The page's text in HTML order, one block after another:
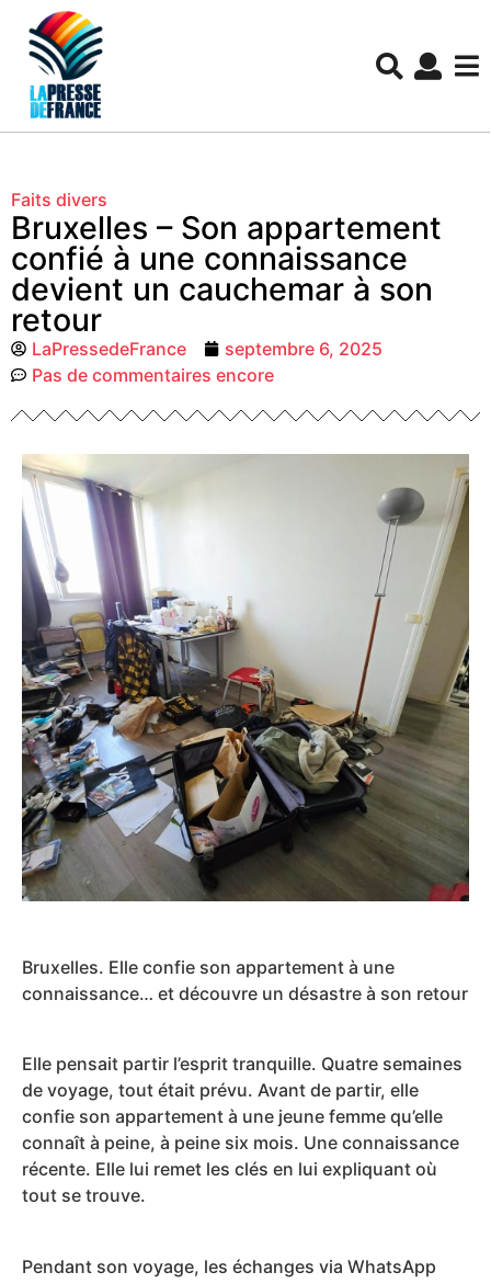
Faits divers
Bruxelles – Son appartement
confié à une connaissance
devient un cauchemar à son
retour
LaPressedeFrance
septembre 6, 2025
Pas de commentaires encore
Bruxelles. Elle confie son appartement à une
connaissance… et découvre un désastre à son retour
Elle pensait partir l’esprit tranquille. Quatre semaines
de voyage, tout était prévu. Avant de partir, elle
confie son appartement à une jeune femme qu’elle
connaît à peine, à peine six mois. Une connaissance
récente. Elle lui remet les clés en lui expliquant où
tout se trouve.
Pendant son voyage, les échanges via WhatsApp